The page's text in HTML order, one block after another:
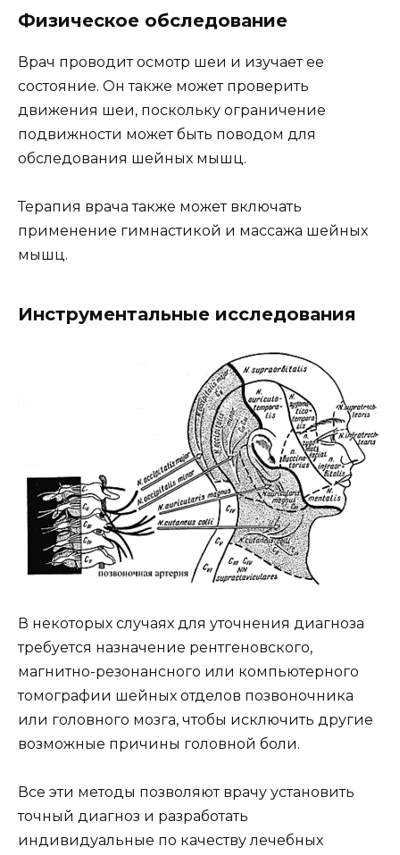
Физическое обследование
Врач проводит осмотр шеи и изучает ее
состояние. Он также может проверить
движения шеи, поскольку ограничение
подвижности может быть поводом для
обследования шейных мышц.
Терапия врача также может включать
применение гимнастикой и массажа шейных
мышц.
Инструментальные исследования
В некоторых случаях для уточнения диагноза
требуется назначение рентгеновского,
магнитно-резонансного или компьютерного
томографии шейных отделов позвоночника
или головного мозга, чтобы исключить другие
возможные причины головной боли.
Все эти методы позволяют врачу установить
точный диагноз и разработать
индивидуальные по качеству лечебных